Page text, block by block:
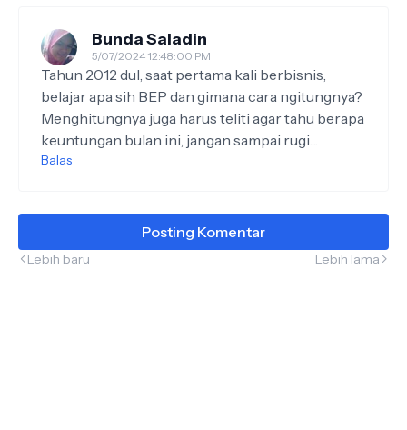
Bunda Saladin
5/07/2024 12:48:00 PM
Tahun 2012 dul, saat pertama kali berbisnis,
belajar apa sih BEP dan gimana cara ngitungnya?
Menghitungnya juga harus teliti agar tahu berapa
keuntungan bulan ini, jangan sampai rugi....
Balas
Posting Komentar
Lebih baru Lebih lama